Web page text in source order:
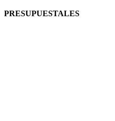
PRESUPUESTALES